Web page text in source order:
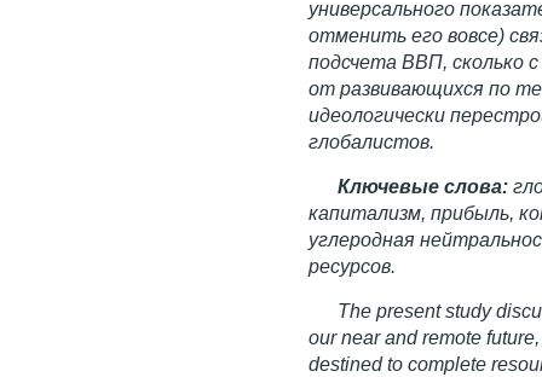
универсального
отменить его вовсе)
подсчета ВВП, сколько
от развивающихся по
идеологически
глобалистов.
Ключевые слова:
капитализм, прибыль,
углеродная
ресурсов.
The present study
our near and remote
destined to complete